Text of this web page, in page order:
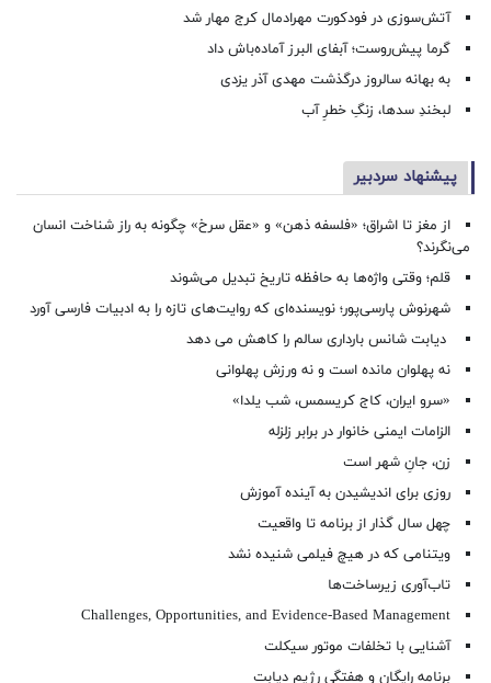
آتش‌سوزی در فودکورت مهرادمال کرج مهار شد
گرما پیش‌روست؛ آبفای البرز آماده‌باش داد
به بهانه سالروز درگذشت مهدی آذر یزدی
لبخندِ سدها، زنگِ خطرِ آب
پیشنهاد سردبیر
از مغز تا اشراق؛ «فلسفه ذهن» و «عقل سرخ» چگونه به راز شناخت انسان
می‌نگرند؟
قلم؛ وقتی واژه‌ها به حافظه تاریخ تبدیل می‌شوند
شهرنوش پارسی‌پور؛ نویسنده‌ای که روایت‌های تازه را به ادبیات فارسی آورد
دیابت شانس بارداری سالم را کاهش می دهد
نه پهلوان مانده است و نه ورزش پهلوانی
«سرو ایران، کاج کریسمس، شب یلدا»
الزامات ایمنی خانوار در برابر زلزله
زن، جانِ شهر است
روزی برای اندیشیدن به آینده آموزش
چهل سال گذار از برنامه تا واقعیت
ویتنامی که در هیچ فیلمی شنیده نشد
تاب‌آوری زیرساخت‌ها
Challenges, Opportunities, and Evidence-Based Management
آشنایی با تخلفات موتور سیکلت
برنامه رایگان و هفتگی رژیم دیابت